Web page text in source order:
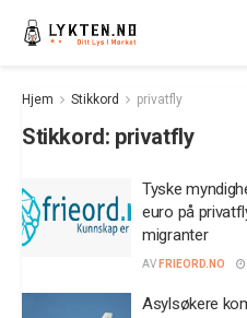
Hjem Stikkord privatfly
Stikkord: privatfly
Tyske
euro på
migranter
AV FRIEORD.NO
Asylsøkere